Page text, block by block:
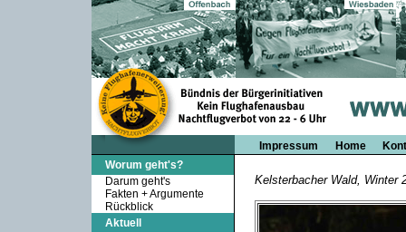
Impressum Home
Worum geht's?
Darum geht's
Fakten + Argumente
Rückblick
Aktuell
Kelsterbacher Wald, Winter